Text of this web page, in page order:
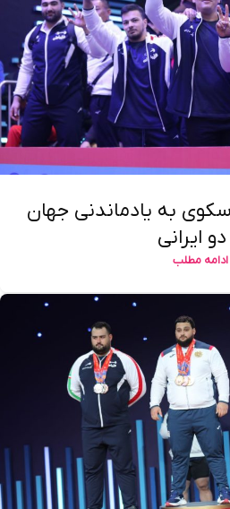
به یادماندنی جهان
دو ایرانی
ادامه مطلب